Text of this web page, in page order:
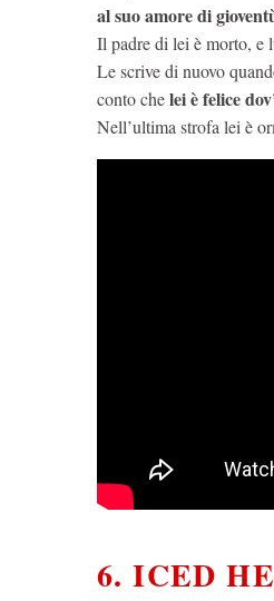
al suo amore di
Il padre di lei è morto, e
Le scrive di nuovo
conto chelei è felice
Nell’ultima strofa lei è
6. ICED